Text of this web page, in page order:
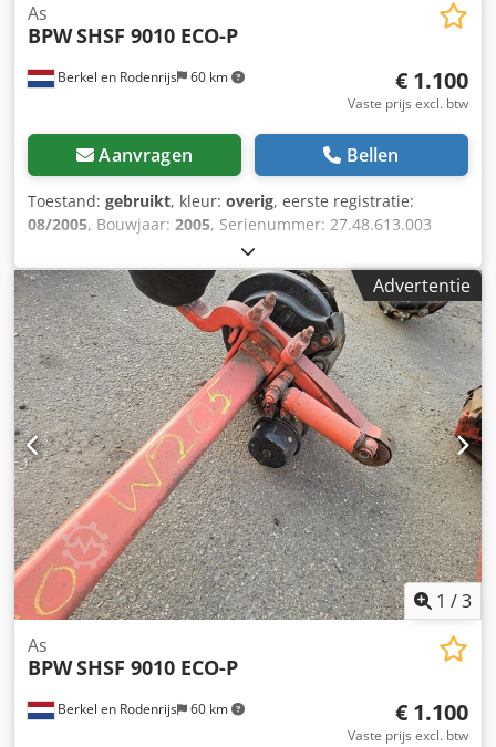
Berkel en Rodenrijs 60 km
As
BPWSHSF 9010 ECO-P
€ 1.100
Vaste prijs excl. btw
Aanvragen Bellen
Toestand: gebruikt, kleur: overig, eerste registratie:
08/2005, Bouwjaar: 2005, Serienummer: 27.48.613.003
Chodpfx Abezrtw Djfea Wij hebben meer dan 100 assen op
voorraad. Neem contact met ons op als u niet kunt vinden
wat u zoekt.
Advertentie
1 /3
Berkel en Rodenrijs 60 km
As
BPWSHSF 9010 ECO-P
€ 1.100
Vaste prijs excl. btw